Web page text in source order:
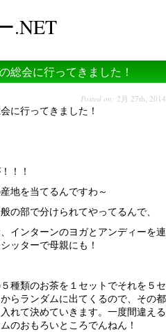
.NET
総会に行ってきました！
Posted on: 2月 27th, 2014
に行ってきました！
！！
地を当てるんですわ～
の部で分けられてやってるんで、
インターンのヨガとアンディーを連
ッターで母親にも！
種類のお茶を１セットでそれを５セ
らランダムに出てくるので、その都
れて決めていきます。一度間違える
のおもろいところでんねん！